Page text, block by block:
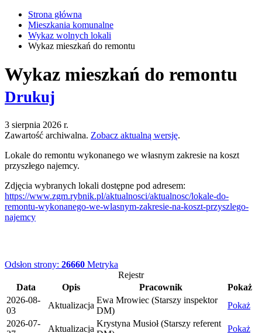
Strona główna
Mieszkania komunalne
Wykaz wolnych lokali
Wykaz mieszkań do remontu
Wykaz mieszkań do remontu
Drukuj
3 sierpnia 2026 r.
Zawartość archiwalna. Zobacz aktualną wersję.
Lokale do remontu wykonanego we własnym zakresie na koszt
przyszłego najemcy.
Zdjęcia wybranych lokali dostępne pod adresem:
https://www.zgm.rybnik.pl/aktualnosci/aktualnosc/lokale-do-
remontu-wykonanego-we-wlasnym-zakresie-na-koszt-przyszlego-
najemcy
Odsłon strony: 26660 Metryka
Rejestr
Data
Opis Pracownik
Pokaż
2026-08-
03
Aktualizacja
Ewa Mrowiec (Starszy inspektor
DM)
Pokaż
2026-07-
Aktualizacja
Krystyna Musioł (Starszy referent
Pokaż